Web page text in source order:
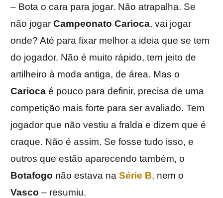
– Bota o cara para jogar. Não atrapalha. Se
não jogar Campeonato Carioca, vai jogar
onde? Até para fixar melhor a ideia que se tem
do jogador. Não é muito rápido, tem jeito de
artilheiro à moda antiga, de área. Mas o
Carioca é pouco para definir, precisa de uma
competição mais forte para ser avaliado. Tem
jogador que não vestiu a fralda e dizem que é
craque. Não é assim. Se fosse tudo isso, e
outros que estão aparecendo também, o
Botafogo não estava na Série B, nem o
Vasco – resumiu.